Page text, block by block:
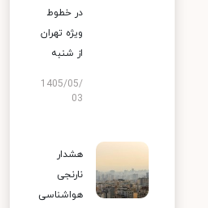
در خطوط
ویژه تهران
از شنبه
1405/05/
03
هشدار
نارنجی
هواشناسی